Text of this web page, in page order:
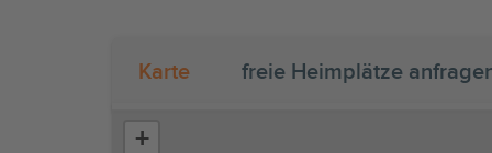
Karte freie Heimplätze
+